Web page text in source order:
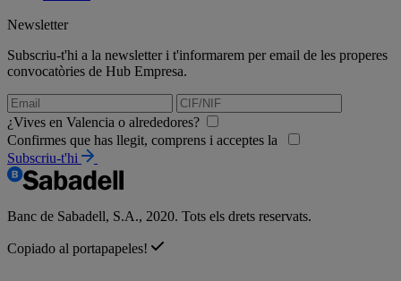
Newsletter
Subscriu-t'hi a la newsletter i t'informarem per email de les properes
convocatòries de Hub Empresa.
¿Vives en Valencia o alrededores?
Confirmes que has llegit, comprens i acceptes la
Subscriu-t'hi
Banc de Sabadell, S.A., 2020. Tots els drets reservats.
Copiado al portapapeles!